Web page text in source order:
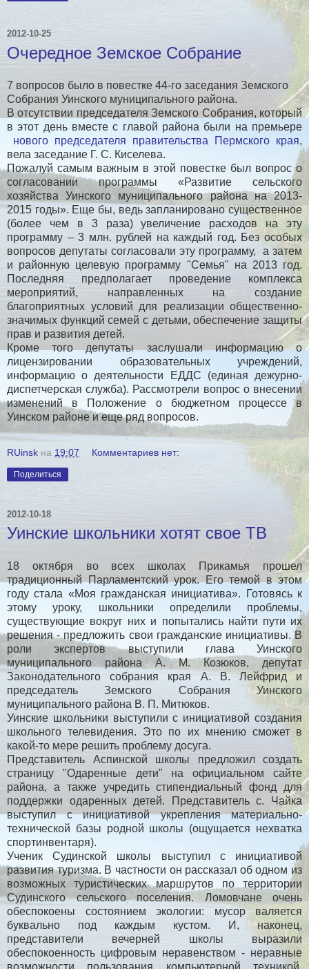
2012-10-25
Очередное Земское Собрание
7 вопросов было в повестке 44-го заседания Земского
Собрания Уинского муниципального района.
В отсутствии председателя Земского Собрания, который
в этот день вместе с главой района были на премьере
нового председателя правительства Пермского края,
вела заседание Г. С. Киселева.
Пожалуй самым важным в этой повестке был вопрос о
согласовании программы «Развитие сельского
хозяйства Уинского муниципального района на 2013-
2015 годы». Еще бы, ведь запланировано существенное
(более чем в 3 раза) увеличение расходов на эту
программу – 3 млн. рублей на каждый год. Без особых
вопросов депутаты согласовали эту программу, а затем
и районную целевую программу "Семья" на 2013 год.
Последняя предполагает проведение комплекса
мероприятий, направленных на создание
благоприятных условий для реализации общественно-
значимых функций семей с детьми, обеспечение защиты
прав и развития детей.
Кроме того депутаты заслушали информацию о
лицензировании образовательных учреждений,
информацию о деятельности ЕДДС (единая дежурно-
диспетчерская служба). Рассмотрели вопрос о внесении
изменений в Положение о бюджетном процессе в
Уинском районе и еще ряд вопросов.
RUinsk на 19:07 Комментариев нет:
Поделиться
2012-10-18
Уинские школьники хотят свое ТВ
18 октября во всех школах Прикамья прошел
традиционный Парламентский урок. Его темой в этом
году стала «Моя гражданская инициатива». Готовясь к
этому уроку, школьники определили проблемы,
существующие вокруг них и попытались найти пути их
решения - предложить свои гражданские инициативы. В
роли экспертов выступили глава Уинского
муниципального района А. М. Козюков, депутат
Законодательного собрания края А. В. Лейфрид и
председатель Земского Собрания Уинского
муниципального района В. П. Митюков.
Уинские школьники выступили с инициативой создания
школьного телевидения. Это по их мнению сможет в
какой-то мере решить проблему досуга.
Представитель Аспинской школы предложил создать
страницу "Одаренные дети" на официальном сайте
района, а также учредить стипендиальный фонд для
поддержки одаренных детей. Представитель с. Чайка
выступил с инициативой укрепления материально-
технической базы родной школы (ощущается нехватка
спортинвентаря).
Ученик Судинской школы выступил с инициативой
развития туризма. В частности он рассказал об одном из
возможных туристических маршрутов по территории
Судинского сельского поселения. Ломовчане очень
обеспокоены состоянием экологии: мусор валяется
буквально под каждым кустом. И, наконец,
представители вечерней школы выразили
обеспокоенность цифровым неравенством - неравные
возможности пользования компьютерной техникой,